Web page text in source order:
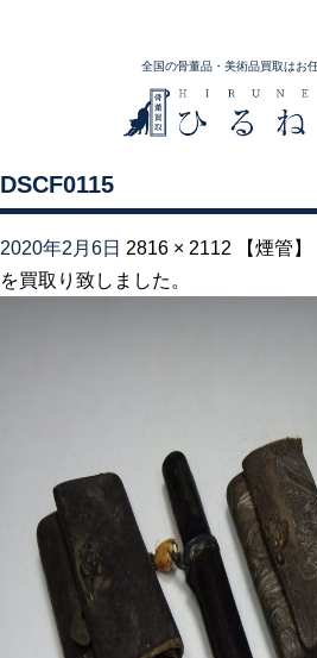
全国の骨董品・美術品買取はお
DSCF0115
2020年2月6日 2816 × 2112
【煙管
を買取り致しました。